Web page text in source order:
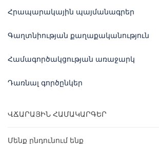
Հրապարակային պայմանագրեր
Գաղտնիության քաղաքականություն
Համագործակցության առաջարկ
Դառնալ գործընկեր
ՎՃԱՐԱՅԻՆ ՀԱՄԱԿԱՐԳԵՐ
Մենք ընդունում ենք